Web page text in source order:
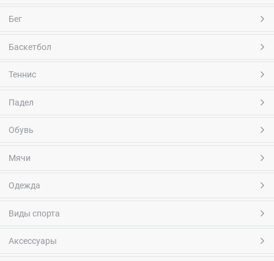
Бег
Баскетбол
Теннис
Падел
Обувь
Мячи
Одежда
Виды спорта
Аксессуары